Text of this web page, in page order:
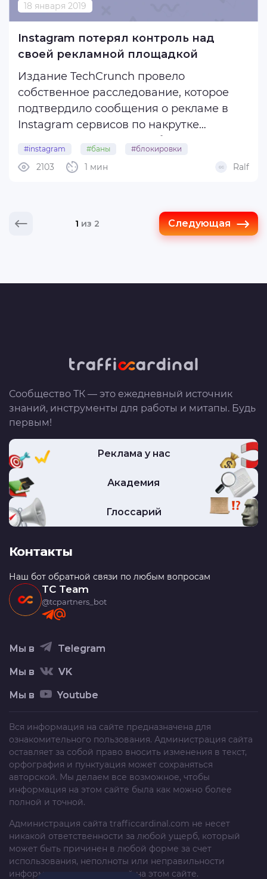
18 января 2019
Instagram потерял контроль над
своей рекламной площадкой
Издание TechCrunch провело
собственное расследование, которое
подтвердило сообщения о рекламе в
Instagram сервисов по накрутке
еще в ноябре прошлого года
администрация соцсети сообщила, что
#instagram #баны #блокировки
1 мин
2103 Ralf
1 из 2 Следующая
Сообщество ТК — это ежедневный источник
знаний, инструменты для работы и митапы. Будь
первым!
Реклама у нас
Академия
Глоссарий
Контакты
Наш бот обратной связи по любым вопросам
TC Team
@tcpartners_bot
Мы в Telegram
Мы в VK
Мы в Youtube
Вся информация на сайте предназначена для
ознакомительного пользования. Администрация сайта
оставляет за собой право вносить изменения в текст,
орфография и пунктуация может сохраняться
авторской. Мы делаем все возможное, чтобы
информация на этом сайте была как можно более
полной и точной.
Администрация сайта trafficcardinal.com не несет
никакой ответственности за любой ущерб, который
может быть причинен в любой форме за счет
использования, неполноты или неправильности
информации, размещенной на этом сайте.